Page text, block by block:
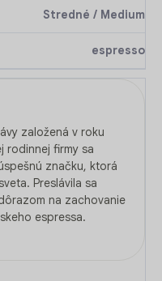
Stredné / Medium
espresso
založená v roku
rodinnej firmy sa
značku, ktorá
Preslávila sa
na zachovanie
espressa.